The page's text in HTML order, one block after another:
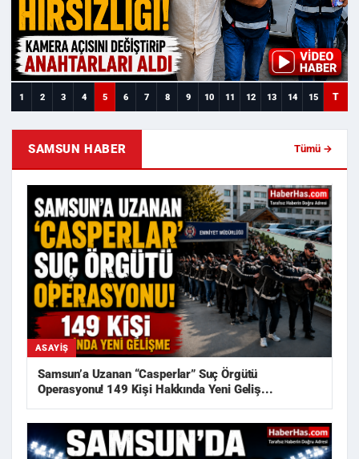
1 2 3 4 5 6 7 8 9 10 11 12 13 14 15 T
SAMSUN HABER Tümü →
ASAYIŞ
Samsun’a Uzanan “Casperlar” Suç Örgütü
Operasyonu! 149 Kişi Hakkında Yeni Geliş...